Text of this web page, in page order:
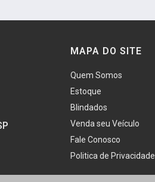
MAPA DO SITE
Quem Somos
Estoque
Blindados
Venda seu Veículo
Fale Conosco
Politica de Privacidade